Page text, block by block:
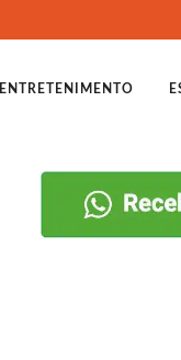
ENTRETENIMENTO